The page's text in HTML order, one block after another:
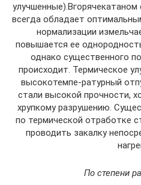
всегда обладает
нормализации
повышается ее
однако существенного
происходит. Термическое
высокотемпе-ратурный
стали высокой прочности,
хрупкому разрушению.
по термической отработке
проводить закалку
По степени